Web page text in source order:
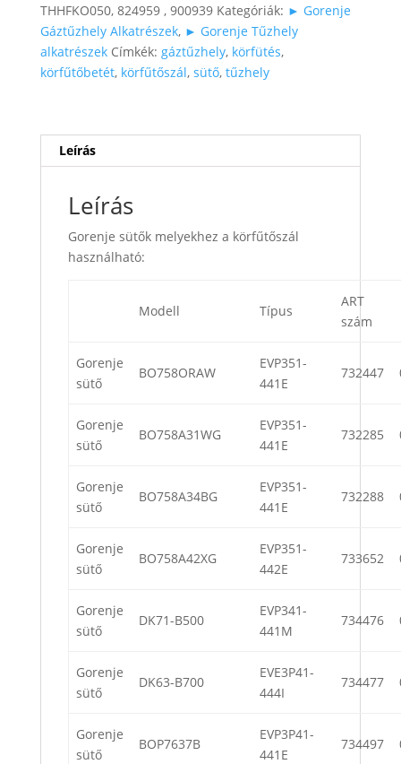
THHFKO050, 824959 , 900939 Kategóriák: ► Gorenje
Gáztűzhely Alkatrészek, ► Gorenje Tűzhely
alkatrészek Címkék: gáztűzhely, körfütés,
körfűtőbetét, körfűtőszál, sütő, tűzhely
Leírás
Leírás
Gorenje sütők melyekhez a körfűtőszál
használható:
Modell Típus
ART
szám
Gorenje
sütő
BO758ORAW
EVP351-
441E
732447
Gorenje
sütő
BO758A31WG
EVP351-
441E
732285
Gorenje
sütő
BO758A34BG
EVP351-
441E
732288
Gorenje
sütő
BO758A42XG
EVP351-
442E
733652
Gorenje
sütő
DK71-B500
EVP341-
441M
734476
Gorenje
sütő
DK63-B700
EVE3P41-
444I
734477
Gorenje
sütő
BOP7637B
EVP3P41-
441E
734497